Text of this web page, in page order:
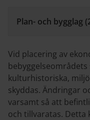
Plan- och bygglag
Vid placering av
kulturhistoriska,
skyddas. Ändringar
varsamt så att
och tillvaratas.